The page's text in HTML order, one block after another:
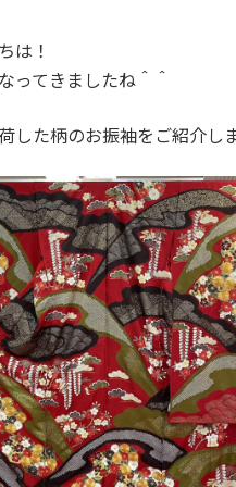
は！
ってきましたね＾＾
した柄のお振袖をご紹介し